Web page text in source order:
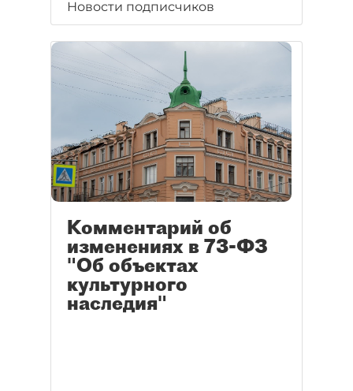
Новости подписчиков
Комментарий об
изменениях в 73-ФЗ
"Об объектах
культурного
наследия"